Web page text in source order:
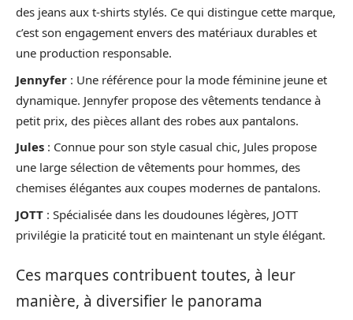
des jeans aux t-shirts stylés. Ce qui distingue cette marque,
c’est son engagement envers des matériaux durables et
une production responsable.
Jennyfer : Une référence pour la mode féminine jeune et
dynamique. Jennyfer propose des vêtements tendance à
petit prix, des pièces allant des robes aux pantalons.
Jules : Connue pour son style casual chic, Jules propose
une large sélection de vêtements pour hommes, des
chemises élégantes aux coupes modernes de pantalons.
JOTT : Spécialisée dans les doudounes légères, JOTT
privilégie la praticité tout en maintenant un style élégant.
Ces marques contribuent toutes, à leur
manière, à diversifier le panorama